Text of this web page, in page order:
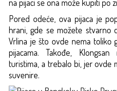
na pijaci se ona može kupiti po
Pored odeće, ova pijaca je
hrani, gde se možete stvarno
Vrlina je što ovde nema toliko
pijacama. Takođe,
turistima, a trebalo bi, jer ovde
suvenire.